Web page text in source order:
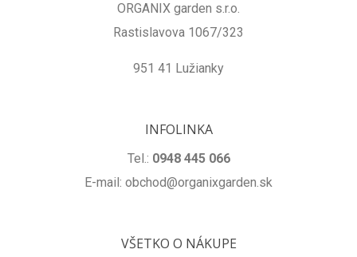
ORGANIX garden s.r.o.
Rastislavova 1067/323
951 41 Lužianky
INFOLINKA
Tel.: 0948 445 066
E-mail: obchod@organixgarden.sk
VŠETKO O NÁKUPE